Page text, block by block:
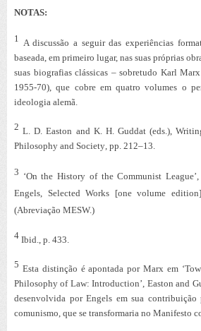
NOTAS:
1
A discussão a seguir das experiências
baseada, em primeiro lugar, nas suas próprias
suas biografias clássicas – sobretudo Karl
1955-70), que cobre em quatro volumes o
ideologia alemã
2 L. D. Easton and K. H. Guddat (eds.),
Philosophy and Society , pp. 212–13.
3 ‘On the History of the Communist
Engels, Selected Works [one volume
(Abreviação MESW.)
4 Ibid., p. 433.
5 Esta distinção é apontada por Marx em
Philosophy of Law: Introduction’, Easton and
desenvolvida por Engels em sua contribuição
comunismo , que se transformaria no Manifesto